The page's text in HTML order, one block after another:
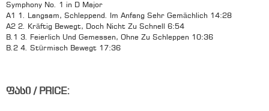
Symphony No. 1 in D Major
A1 1. Langsam, Schleppend. Im Anfang Sehr Gemächlich 14:28
A2 2. Kräftig Bewegt, Doch Nicht Zu Schnell 6:54
B.1 3. Feierlich Und Gemessen, Ohne Zu Schleppen 10:36
B.2 4. Stürmisch Bewegt 17:36
ფასი / PRICE: